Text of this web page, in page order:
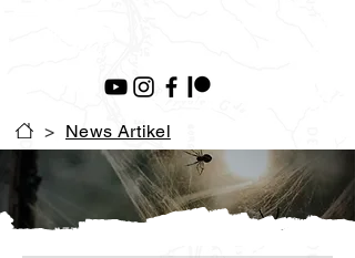
> News Artikel